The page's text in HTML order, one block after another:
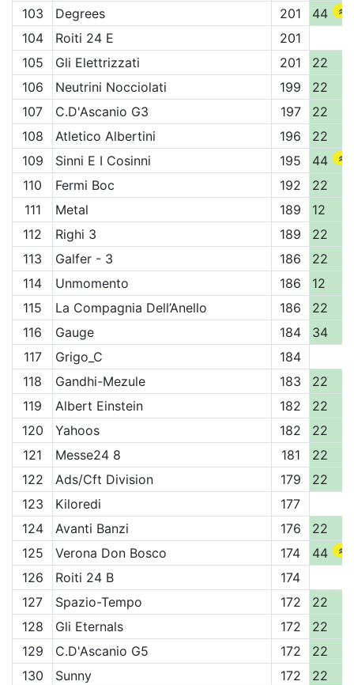
103
Degrees 201
44
104
Roiti 24 E
201
105
Gli Elettrizzati 201
22
106
Neutrini Nocciolati 199
22
107
C.D'Ascanio G3 197
22
108
Atletico Albertini 196
22
109
Sinni E I Cosinni 195
44
110
Fermi Boc 192
22
111
Metal 189
12
112
Righi 3 189
22
113
Galfer - 3 186
22
114
Unmomento 186
12
115
La Compagnia Dell’Anello 186
22
116
Gauge 184
34
117
Grigo_C
184
118
Gandhi-Mezule 183
22
119
Albert Einstein 182
22
120
Yahoos 182
22
121
Messe24 8 181
22
122
Ads/Cft Division 179
22
123
Kiloredi
177
124
Avanti Banzi 176
22
125
Verona Don Bosco 174
44
126
Roiti 24 B
174
127
Spazio-Tempo 172
22
128
Gli Eternals 172
22
129
C.D'Ascanio G5 172
22
130
Sunny 172
22